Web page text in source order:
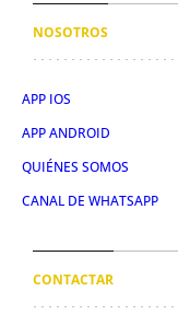
NOSOTROS
APP IOS
APP ANDROID
QUIÉNES SOMOS
CANAL DE WHATSAPP
CONTACTAR